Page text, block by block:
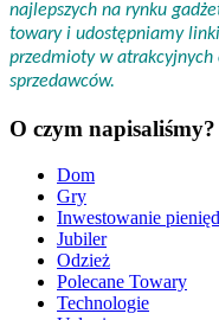
najlepszych na rynku
towary i udostępniamy
przedmioty w atrakcyjnych
sprzedawców.
O czym napisaliśmy?
Dom
Gry
Inwestowanie
Jubiler
Odzież
Polecane Towary
Technologie